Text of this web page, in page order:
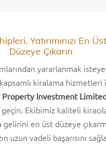
Yatırımınızı En Üst
Düzeye Çıkarın
yararlanmak
kiralama hizmetleri
Property Investment
Ekibimiz kaliteli
gelirini en üst düzeye
uzun vadeli başarısını